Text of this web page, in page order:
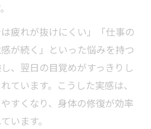
疲れが抜けにくい」「仕事の
が続く」といった悩みを持つ
、翌日の目覚めがすっきりし
ています。こうした実感は、
すくなり、身体の修復が効率
います。